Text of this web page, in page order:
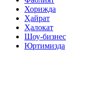
Хорижда
Ҳайрат
Ҳалокат
Шоу-бизнес
Юртимизда